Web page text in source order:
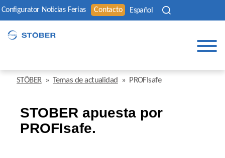
Configurator Noticias Ferias Contacto Español
STÖBER » Temas de actualidad » PROFIsafe
STOBER apuesta por
PROFIsafe.